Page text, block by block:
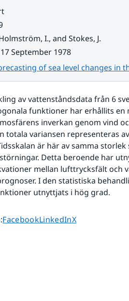
I., and Stokes, J.
17 September 1978
of sea level changes in
av vattenståndsdata från 6
funktioner har erhållits en
inverkan genom vind
totala variansen representeras
är här av samma
Detta beroende har
mellan lufttrycksfält och
I den statistiska
utnyttjats i hög grad.
:Dela sidan på
FacebookDela sidan på
LinkedInDela sidan på
X